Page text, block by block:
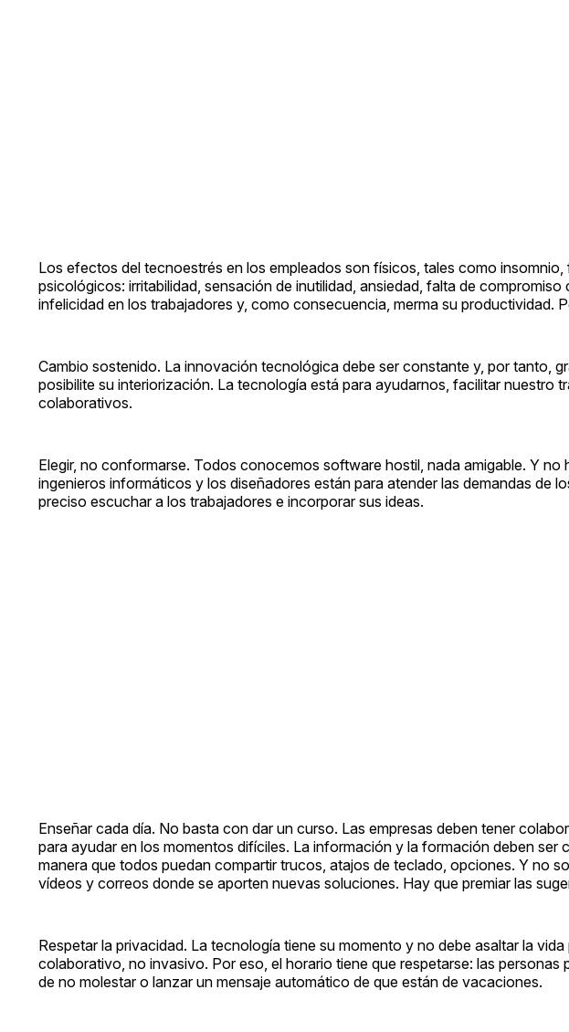
Los efectos del tecnoestrés en los empleados son físicos, tales como
psicológicos: irritabilidad, sensación de inutilidad, ansiedad, falta de
infelicidad en los trabajadores y, como consecuencia, merma su productividad.
Cambio sostenido. La innovación tecnológica debe ser constante y, por tanto,
posibilite su interiorización. La tecnología está para ayudarnos, facilitar nuestro
colaborativos.
Elegir, no conformarse. Todos conocemos software hostil, nada amigable. Y
ingenieros informáticos y los diseñadores están para atender las demandas de
preciso escuchar a los trabajadores e incorporar sus ideas.
Enseñar cada día. No basta con dar un curso. Las empresas deben tener
para ayudar en los momentos difíciles. La información y la formación deben ser
manera que todos puedan compartir trucos, atajos de teclado, opciones. Y no
vídeos y correos donde se aporten nuevas soluciones. Hay que premiar las
Respetar la privacidad. La tecnología tiene su momento y no debe asaltar la
colaborativo, no invasivo. Por eso, el horario tiene que respetarse: las
de no molestar o lanzar un mensaje automático de que están de vacaciones.